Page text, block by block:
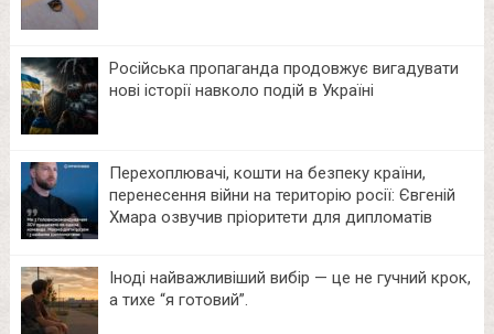
Російська пропаганда продовжує вигадувати
нові історії навколо подій в Україні
Перехоплювачі, кошти на безпеку країни,
перенесення війни на територію росії: Євгеній
Хмара озвучив пріоритети для дипломатів
Іноді найважливіший вибір — це не гучний крок,
а тихе “я готовий”.